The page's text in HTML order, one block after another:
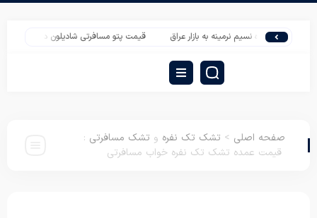
نفره نسیم نرمینه به بازار عراق قیمت پتو مسافرتی شادیلون دونفره تیسا
صفحه اصلی > تشک تک نفره و تشک مسافرتی :
قیمت عمده تشک تک نفره خواب مسافرتی